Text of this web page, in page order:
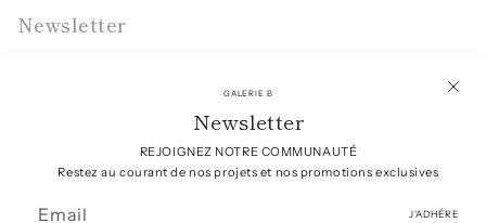
GALERIE B
Newsletter
REJOIGNEZ NOTRE COMMUNAUTÉ
Restez au courant de nos projets et nos promotions exclusives
J'ADHÉRE
Newsletter